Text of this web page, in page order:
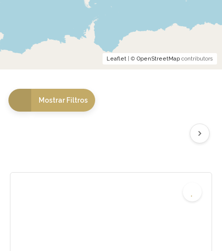
Mostrar Filtros
Leaflet | © OpenStreetMap contributors